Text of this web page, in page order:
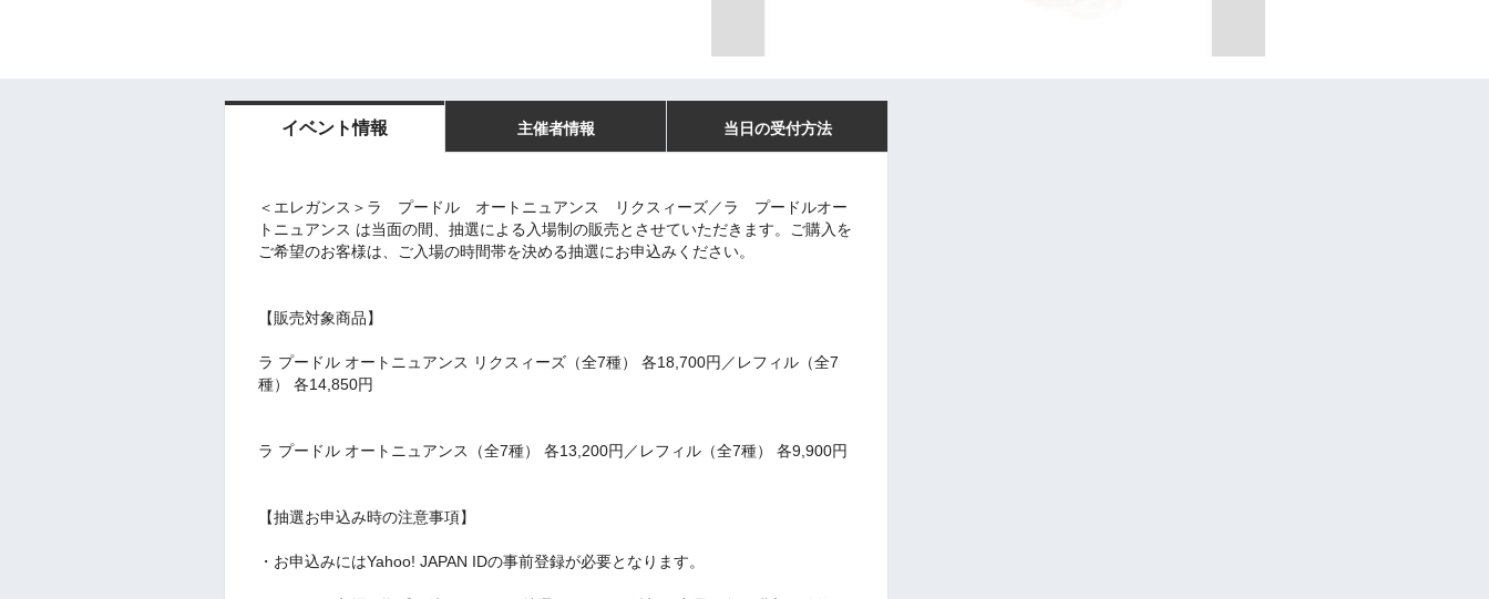
イベント情報 主催者情報 当日の受付方法
＜エレガンス＞ラ プードル オートニュアンス リクスィーズ／ラ プードルオー
トニュアンス は当面の間、抽選による入場制の販売とさせていただきます。ご購入を
ご希望のお客様は、ご入場の時間帯を決める抽選にお申込みください。
【販売対象商品】
ラ プードル オートニュアンス リクスィーズ（全7種） 各18,700円／レフィル（全7
種） 各14,850円
ラ プードル オートニュアンス（全7種） 各13,200円／レフィル（全7種） 各9,900円
【抽選お申込み時の注意事項】
・お申込みにはYahoo! JAPAN IDの事前登録が必要となります。